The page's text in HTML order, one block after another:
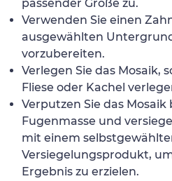
passender Größe zu.
Verwenden Sie einen
ausgewählten
vorzubereiten.
Verlegen Sie das Mosaik,
Fliese oder Kachel
Verputzen Sie das
Fugenmasse und
mit einem
Versiegelungsprodukt,
Ergebnis zu erzielen.